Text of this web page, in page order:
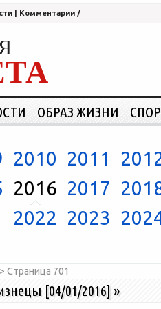
Комментарии /
ОБРАЗ ЖИЗНИ
2010 2011
2016 2017
2022 2023
> Страница 701
[04/01/2016] »